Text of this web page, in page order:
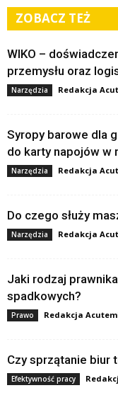
ZOBACZ TEŻ
WIKO –
przemysłu oraz
Narzędzia Redakcja
Syropy barowe dla
do karty napojów w
Narzędzia Redakcja
Do czego służy
Narzędzia Redakcja
Jaki rodzaj
spadkowych?
Prawo Redakcja
Czy sprzątanie biur
Efektywność pracy